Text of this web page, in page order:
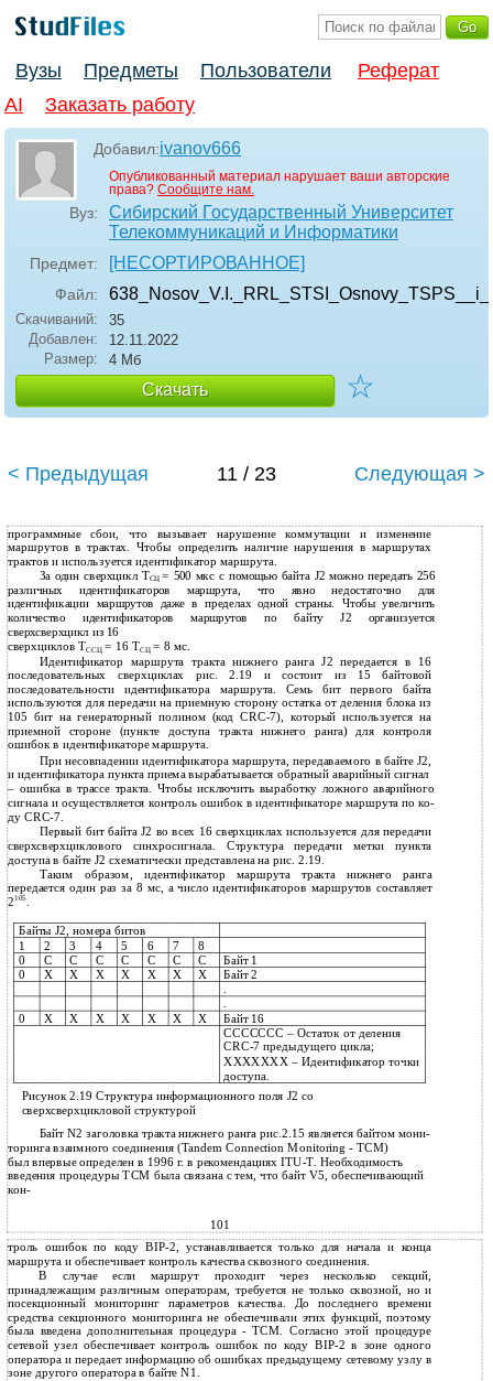
Вузы Предметы Пользователи
Реферат
AI
Заказать работу
Добавил:ivanov666
Опубликованный материал нарушает ваши авторские
права? Сообщите нам.
Вуз:
Сибирский Государственный Университет
Телекоммуникаций и Информатики
Предмет: [НЕСОРТИРОВАННОЕ]
Файл:
Скачиваний:
35
Добавлен:
12.11.2022
Размер:
4 Мб
Скачать ☆
< Предыдущая 11 / 23 Следующая >
программные сбои, что вызывает нарушение коммутации и изменение
маршрутов в трактах. Чтобы определить наличие нарушения в маршрутах
трактов и используется идентификатор маршрута.
За один сверхцикл ТСЦ= 500 мкс с помощью байта J2 можно передать 256
различных идентификаторов маршрута, что явно недостаточно для
идентификации маршрутов даже в пределах одной страны. Чтобы увеличить
количество идентификаторов маршрутов по байту J2 организуется
сверхсверхцикл из 16
сверхциклов ТССЦ= 16 ТСЦ = 8 мс.
Идентификатор маршрута тракта нижнего ранга J2 передается в 16
последовательных сверхциклах рис. 2.19 и состоит из 15 байтовой
последовательности идентификатора маршрута. Семь бит первого байта
используются для передачи на приемную сторону остатка от деления блока из
105 бит на генераторный полином (код CRC-7), который используется на
приемной стороне (пункте доступа тракта нижнего ранга) для контроля
ошибок в идентификаторе маршрута.
При несовпадении идентификатора маршрута, передаваемого в байте J2,
и идентификатора пункта приема вырабатывается обратный аварийный сигнал
– ошибка в трассе тракта. Чтобы исключить выработку ложного аварийного
сигнала и осуществляется контроль ошибок в идентификаторе маршрута по ко-
ду CRC-7.
Первый бит байта J2 во всех 16 сверхциклах используется для передачи
сверхсверхциклового синхросигнала. Структура передачи метки пункта
доступа в байте J2 схематически представлена на рис. 2.19.
Таким образом, идентификатор маршрута тракта нижнего ранга
передается один раз за 8 мс, а число идентификаторов маршрутов составляет
2 105.
Байты J2, номера битов
1 2 3 4 5 6 7 8
0 С С С С С С С
Байт 1
0
Х Х Х Х Х Х Х Байт 2
.
.
0
Х Х Х Х Х Х Х Байт 16
ССССССС – Остаток от деления
CRC-7 предыдущего цикла;
ХХХХХХХ – Идентификатор точки
доступа.
Рисунок 2.19 Структура информационного поля J2 со
сверхсверхцикловой структурой
Байт N2 заголовка тракта нижнего ранга рис.2.15 является байтом мони-
торинга взаимного соединения (Tandem Connection Monitoring - TCM)
был впервые определен в 1996 г. в рекомендациях ITU-T. Необходимость
введения процедуры TCM была связана с тем, что байт V5, обеспечивающий
кон-
101
троль ошибок по коду BIP-2, устанавливается только для начала и конца
маршрута и обеспечивает контроль качества сквозного соединения.
В случае если маршрут проходит через несколько секций,
принадлежащим различным операторам, требуется не только сквозной, но и
посекционный мониторинг параметров качества. До последнего времени
средства секционного мониторинга не обеспечивали этих функций, поэтому
была введена дополнительная процедура - TCM. Согласно этой процедуре
сетевой узел обеспечивает контроль ошибок по коду BIP-2 в зоне одного
оператора и передает информацию об ошибках предыдущему сетевому узлу в
зоне другого оператора в байте N1.